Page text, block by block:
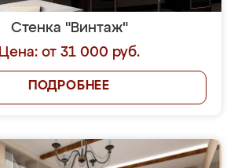
Стенка "Винтаж"
Цена: от 31 000 руб.
ПОДРОБНЕЕ